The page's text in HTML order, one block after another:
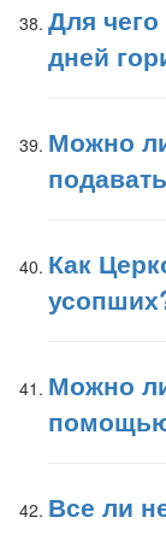
Для
дней
Можно
Как
Можно
Все ли